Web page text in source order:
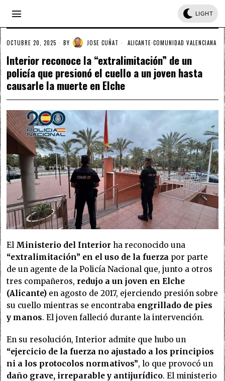
LIGHT
OCTUBRE 20, 2025 BY JOSE CUÑAT ALICANTE·COMUNIDAD VALENCIANA
Interior reconoce la “extralimitación” de un
policía que presionó el cuello a un joven hasta
causarle la muerte en Elche
El Ministerio del Interior ha reconocido una
“extralimitación” en el uso de la fuerza por parte
de un agente de la Policía Nacional que, junto a otros
tres compañeros, redujo a un joven en Elche
(Alicante) en agosto de 2017, ejerciendo presión sobre
su cuello mientras se encontraba engrillado de pies
y manos. El joven falleció durante la intervención.
En su resolución, Interior admite que hubo un
“ejercicio de la fuerza no ajustado a los principios
ni a los protocolos normativos”, lo que provocó un
daño grave, irreparable y antijurídico. El ministerio